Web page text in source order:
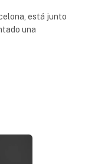
está junto
una